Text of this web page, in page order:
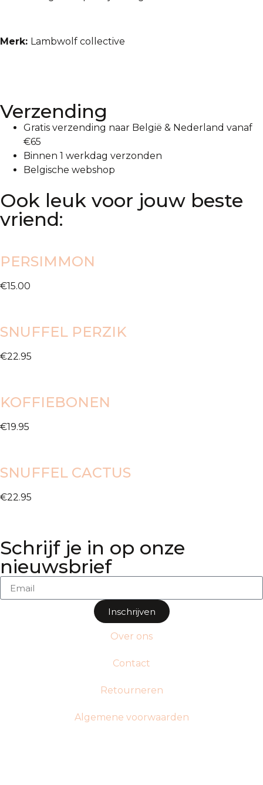
Merk: Lambwolf collective
Verzending
Gratis verzending naar België & Nederland vanaf
€65
Binnen 1 werkdag verzonden
Belgische webshop
Ook leuk voor jouw beste
vriend:
PERSIMMON
€15.00
SNUFFEL PERZIK
€22.95
KOFFIEBONEN
€19.95
SNUFFEL CACTUS
€22.95
Schrijf je in op onze
nieuwsbrief
Inschrijven
Over ons
Contact
Retourneren
Algemene voorwaarden